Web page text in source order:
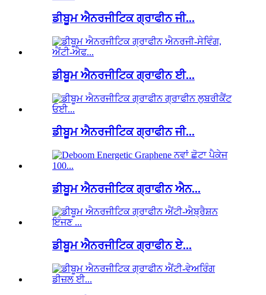
ਡੀਬੂਮ ਐਨਰਜੀਟਿਕ ਗ੍ਰਾਫੀਨ ਜੀ...
ਡੀਬੂਮ ਐਨਰਜੀਟਿਕ ਗ੍ਰਾਫੀਨ ਈ...
ਡੀਬੂਮ ਐਨਰਜੀਟਿਕ ਗ੍ਰਾਫੀਨ ਜੀ...
ਡੀਬੂਮ ਐਨਰਜੀਟਿਕ ਗ੍ਰਾਫੀਨ ਐਨ...
ਡੀਬੂਮ ਐਨਰਜੀਟਿਕ ਗ੍ਰਾਫੀਨ ਏ...